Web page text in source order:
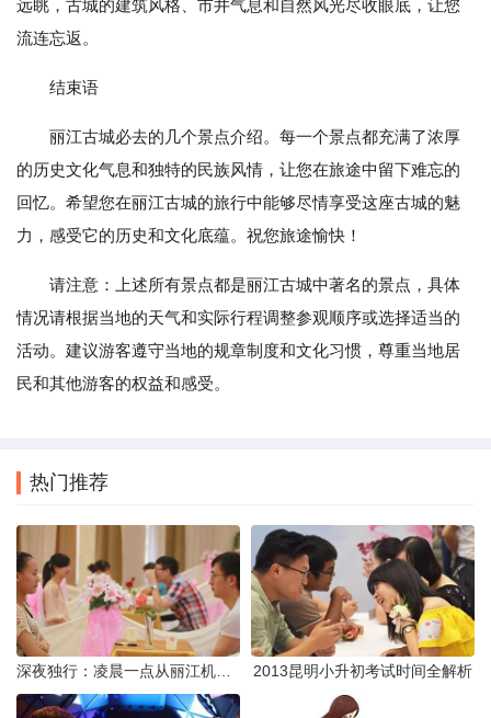
远眺，古城的建筑风格、市井气息和自然风光尽收眼底，让您
流连忘返。
结束语
丽江古城必去的几个景点介绍。每一个景点都充满了浓厚
的历史文化气息和独特的民族风情，让您在旅途中留下难忘的
回忆。希望您在丽江古城的旅行中能够尽情享受这座古城的魅
力，感受它的历史和文化底蕴。祝您旅途愉快！
请注意：上述所有景点都是丽江古城中著名的景点，具体
情况请根据当地的天气和实际行程调整参观顺序或选择适当的
活动。建议游客遵守当地的规章制度和文化习惯，尊重当地居
民和其他游客的权益和感受。
热门推荐
2013昆明小升初考试时间全解析